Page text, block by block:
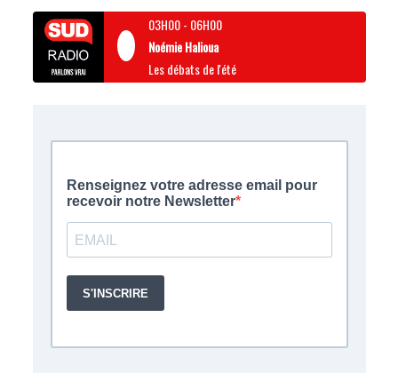
03H00- 06H00
Noémie Halioua
Les débats de l'été